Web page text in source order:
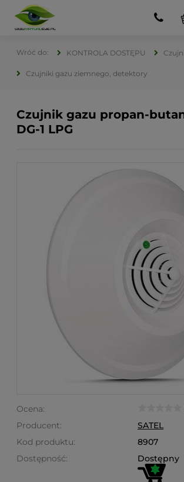
KONTROLA DOSTĘPU
Czujniki gazu ziemnego, detektory
Czujnik gazu propan-butan
DG-1 LPG
Ocena:
Producent:
SATEL
Kod produktu:
8907
Dostępność:
Dostępny